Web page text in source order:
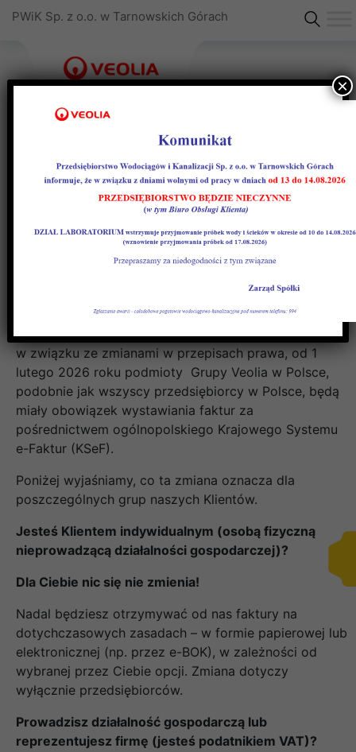
PWiK Sp. z o.o. w Tarnowskich Górach
Krajowy System e-Faktur
(KSeF)
w związku ze zmianami w przepisach prawa, od 1
lutego 2026 roku podmioty Grupy Veolia w Polsce,
podobnie jak wszyscy przedsiębiorcy w Polsce, będą
miały obowiązek wystawiania faktur za
pośrednictwem ogólnopolskiego Krajowego Systemu
e-Faktur (KSeF).
Poniżej wyjaśniamy, co ta zmiana oznacza dla
poszczególnych grup naszych Klientów.
Jesteś Klientem indywidualnym (osobą fizyczną
nieprowadzącą działalności gospodarczej)?
Dla Ciebie nic się nie zmienia!
Nadal będziesz otrzymywać od nas faktury na
dotychczasowych zasadach – w formie papierowej lub
elektronicznej (np. przez e-BOK), w zależności od
wybranej przez Ciebie opcji. Zmiana dotyczy
wyłącznie przedsiębiorców.
Prowadzisz działalność gospodarczą lub
reprezentujesz firmę (jesteś podatnikiem VAT)?
×